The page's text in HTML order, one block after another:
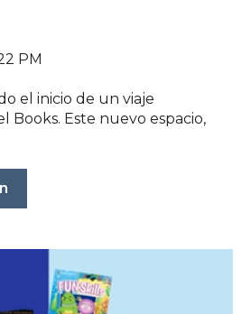
PM
el inicio de un viaje
Books. Este nuevo espacio,